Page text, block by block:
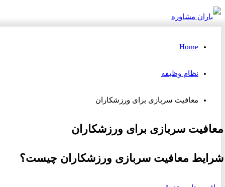
Home
نظام وظیفه
معافیت سربازی برای ورزشکاران
سربازی برای ورزشکاران
معافیت سربازی ورزشکاران چیست؟